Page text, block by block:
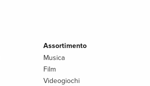
Assortimento
Musica
Film
Videogiochi